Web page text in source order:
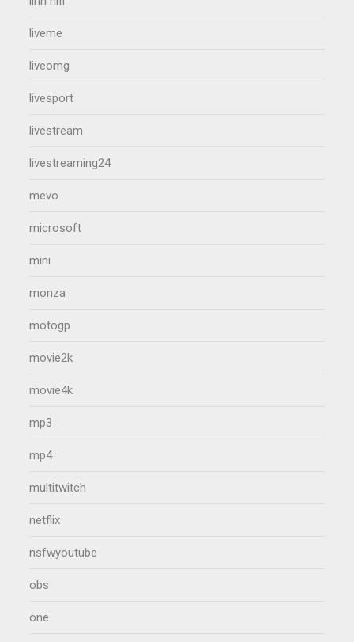
liveme
liveomg
livesport
livestream
livestreaming24
mevo
microsoft
mini
monza
motogp
movie2k
movie4k
mp3
mp4
multitwitch
netflix
nsfwyoutube
obs
one